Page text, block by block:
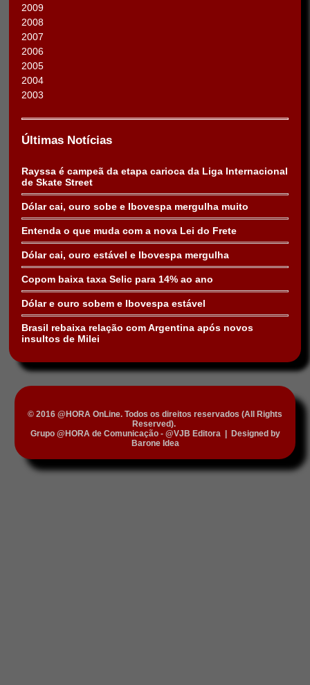
2009
2008
2007
2006
2005
2004
2003
Últimas Notícias
Rayssa é campeã da etapa carioca da Liga Internacional
de Skate Street
Dólar cai, ouro sobe e Ibovespa mergulha muito
Entenda o que muda com a nova Lei do Frete
Dólar cai, ouro estável e Ibovespa mergulha
Copom baixa taxa Selic para 14% ao ano
Dólar e ouro sobem e Ibovespa estável
Brasil rebaixa relação com Argentina após novos
insultos de Milei
© 2016 @HORA OnLine. Todos os direitos reservados (All Rights
Reserved).
Grupo @HORA de Comunicação - @VJB Editora|
Designed by
Barone Idea